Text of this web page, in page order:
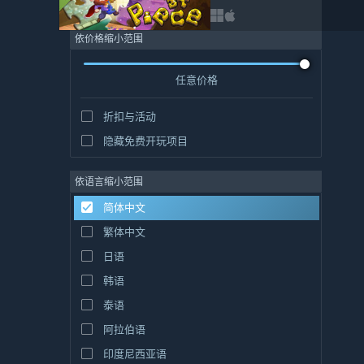
依价格缩小范围
任意价格
折扣与活动
隐藏免费开玩项目
依语言缩小范围
简体中文
繁体中文
日语
韩语
泰语
阿拉伯语
印度尼西亚语